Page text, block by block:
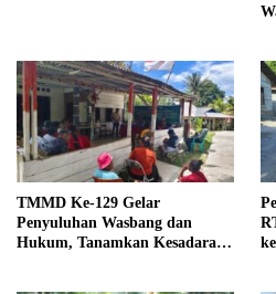
TMMD Ke-129 Gelar
Penyuluhan Wasbang dan
Hukum, Tanamkan Kesadaran